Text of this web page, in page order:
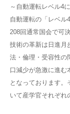
～自動運転レベル4
自動運転の「レベル
208回通常国会で可
技術の革新は日進月
法・倫理・受容性の
口減少が急激に進む
となっております
いて産学官それぞれ